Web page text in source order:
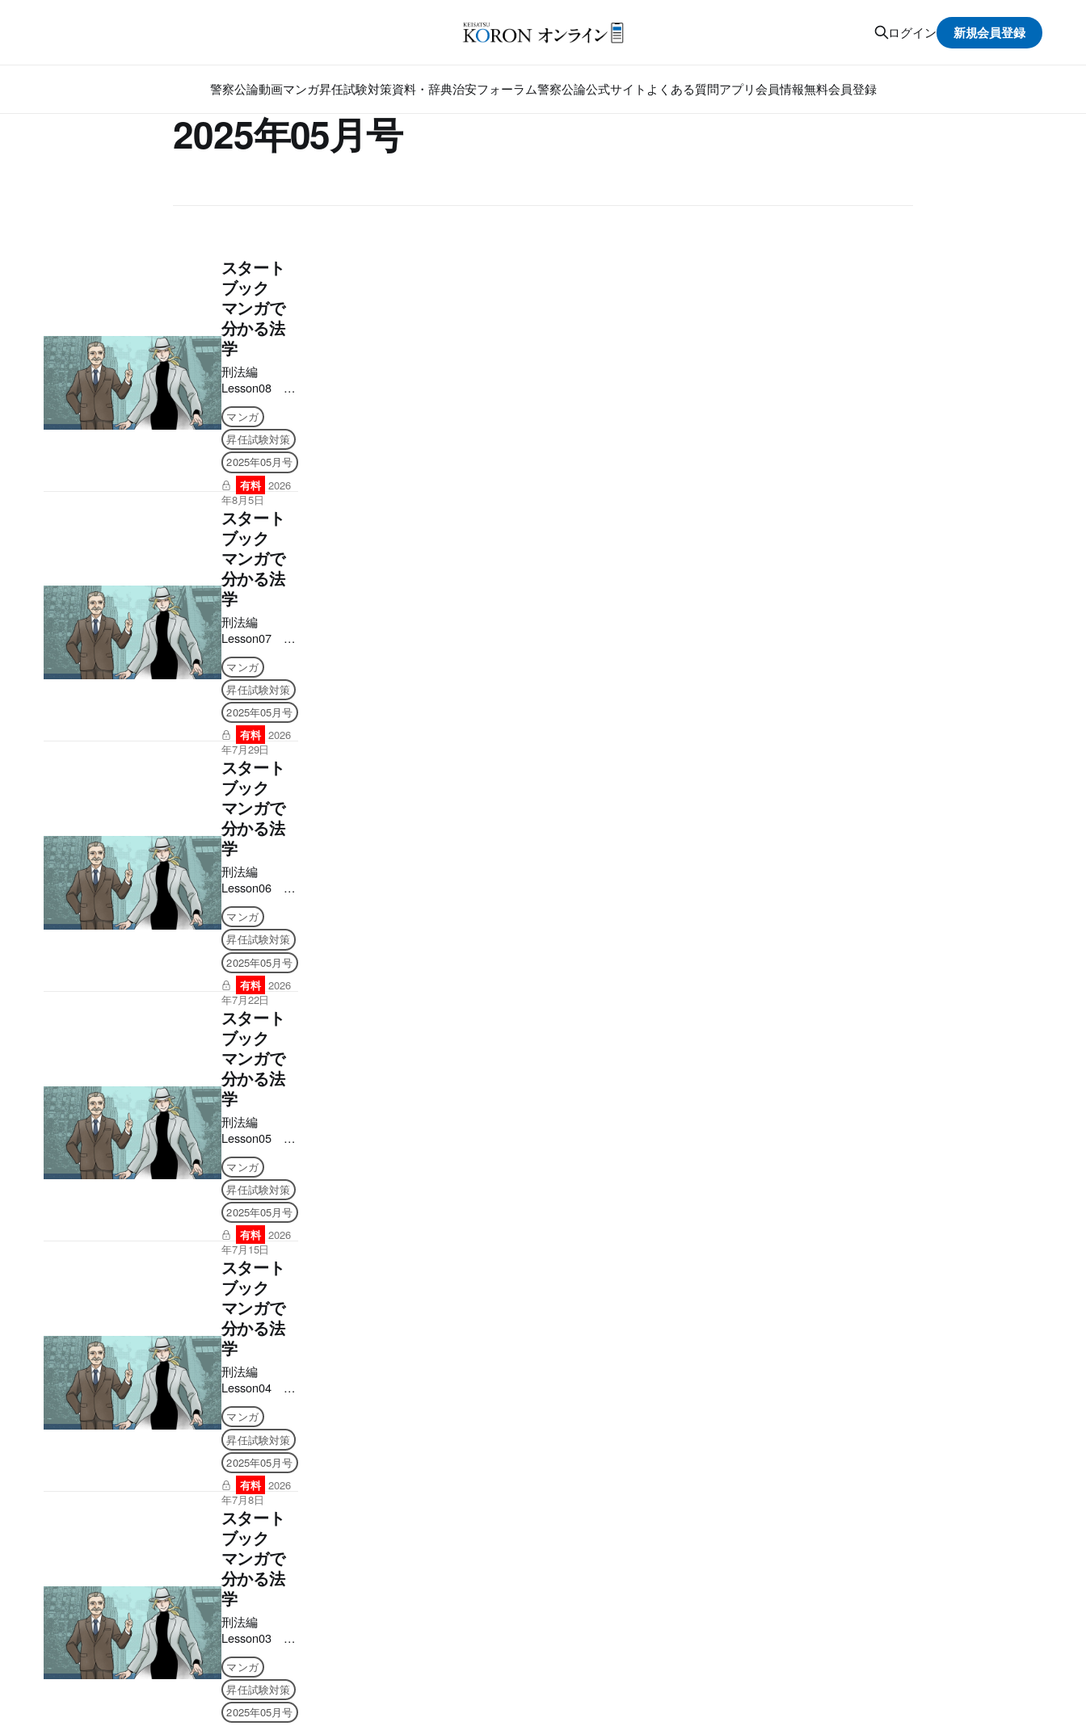
警察公論動画マンガ昇任試験対策資料・辞典治安フォーラム警察公論公式サイト よくある質問アプリ会員情報無料会員登録
ログイン 新規会員登録
2025年05月号
スタート
ブック
マンガで
分かる法
学
刑法編
Lesson08 暴
行罪
マンガ
昇任試験対策
2025年05月号
有料 2026
年8月5日
スタート
ブック
マンガで
分かる法
学
刑法編
Lesson07 放
火罪
マンガ
昇任試験対策
2025年05月号
有料 2026
年7月29日
スタート
ブック
マンガで
分かる法
学
刑法編
Lesson06 公
務執行妨害罪
マンガ
昇任試験対策
2025年05月号
有料 2026
年7月22日
スタート
ブック
マンガで
分かる法
学
刑法編
Lesson05 間
接正犯
マンガ
昇任試験対策
2025年05月号
有料 2026
年7月15日
スタート
ブック
マンガで
分かる法
学
刑法編
Lesson04 共
同正犯
マンガ
昇任試験対策
2025年05月号
有料 2026
年7月8日
スタート
ブック
マンガで
分かる法
学
刑法編
Lesson03 実
行の着手時期
マンガ
昇任試験対策
2025年05月号